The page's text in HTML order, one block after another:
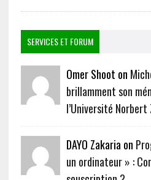
SERVICES ET FORUM
Omer Shoot on
brillamment son
l’Université Norbert
DAYO Zakaria on
un ordinateur » :